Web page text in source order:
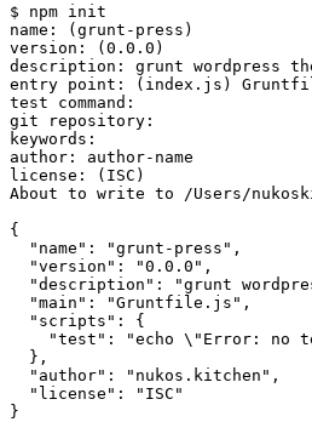
$ npm init
name: (grunt-press)
version: (0.0.0)
description: grunt wordpress
entry point: (index.js)
test command:
git repository:
keywords:
author: author-name
license: (ISC)
About to write to /Users/
{
  "name": "grunt-press",
  "version": "0.0.0",
"description": "grunt
  "main": "Gruntfile.js",
  "scripts": {
"test": "echo \"Error: no
  },
  "author": "nukos.kitchen",
  "license": "ISC"
}